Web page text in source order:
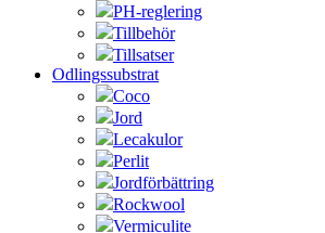
PH-reglering
Tillbehör
Tillsatser
Odlingssubstrat
Coco
Jord
Lecakulor
Perlit
Jordförbättring
Rockwool
Vermiculite